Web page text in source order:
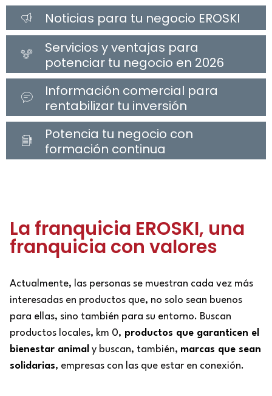
Noticias para tu negocio EROSKI
Servicios y ventajas para
potenciar tu negocio en 2026
Información comercial para
rentabilizar tu inversión
Potencia tu negocio con
formación continua
La franquicia EROSKI, una
franquicia con valores
Actualmente, las personas se muestran cada vez más
interesadas en productos que, no solo sean buenos
para ellas, sino también para su entorno. Buscan
productos locales, km 0, productos que garanticen el
bienestar animal y buscan, también, marcas que sean
solidarias, empresas con las que estar en conexión.